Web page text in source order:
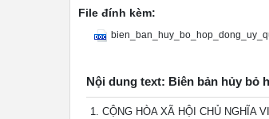
File đính kèm:
Nội dung text: Biên bản hủy bỏ
CỘNG HÒA XÃ HỘI CHỦ NGHĨA